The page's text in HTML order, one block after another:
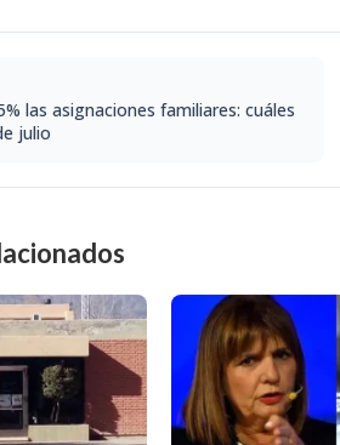
las asignaciones familiares: cuáles
julio